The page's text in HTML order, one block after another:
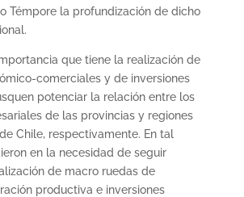
Témpore la profundización de dicho
que tiene la realización de
comerciales y de inversiones
potenciar la relación entre los
de las provincias y regiones
Chile, respectivamente. En tal
en la necesidad de seguir
de macro ruedas de
productiva e inversiones